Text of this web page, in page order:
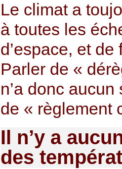
Le climat a
à toutes les
d’espace, et
Parler de «
n’a donc aucun
de « règlement
Il n’y a
des